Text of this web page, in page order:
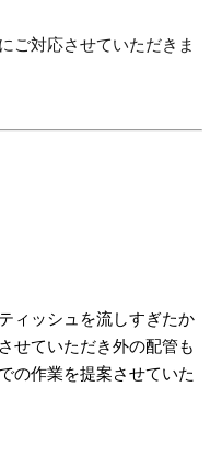
ご対応させていただきま
ィッシュを流しすぎたか
せていただき外の配管も
の作業を提案させていた